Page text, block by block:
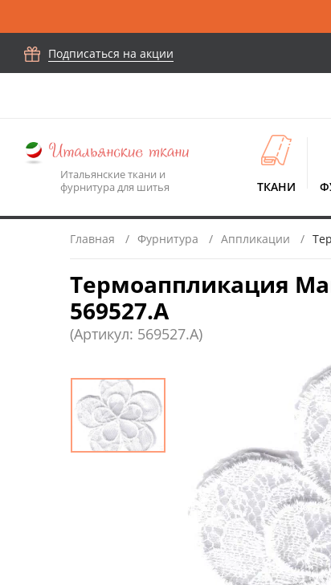
Подписаться на акции
Итальянские ткани и
фурнитура для шитья
ТКАНИ
Главная Фурнитура Аппликации
Термоаппликация
569527.A
(Артикул: 569527.A)